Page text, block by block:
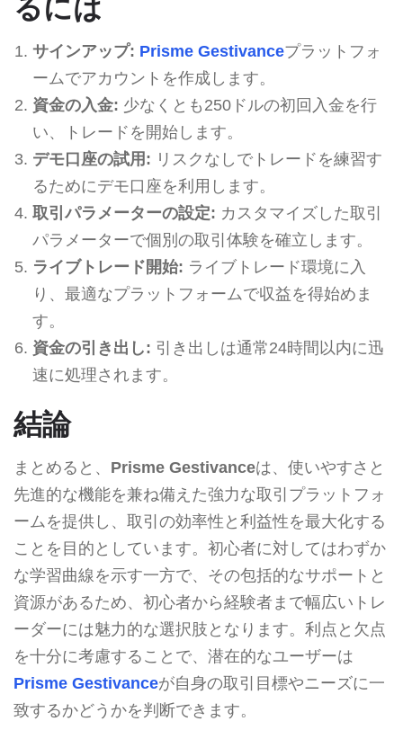
るには
サインアップ: Prisme Gestivanceプラットフォ
ームでアカウントを作成します。
資金の入金: 少なくとも250ドルの初回入金を行
い、トレードを開始します。
デモ口座の試用: リスクなしでトレードを練習す
るためにデモ口座を利用します。
取引パラメーターの設定: カスタマイズした取引
パラメーターで個別の取引体験を確立します。
ライブトレード開始: ライブトレード環境に入
り、最適なプラットフォームで収益を得始めま
す。
資金の引き出し: 引き出しは通常24時間以内に迅
速に処理されます。
結論
まとめると、 Prisme Gestivanceは、使いやすさと
先進的な機能を兼ね備えた強力な取引プラットフォ
ームを提供し、取引の効率性と利益性を最大化する
ことを目的としています。初心者に対してはわずか
な学習曲線を示す一方で、その包括的なサポートと
資源があるため、初心者から経験者まで幅広いトレ
ーダーには魅力的な選択肢となります。利点と欠点
を十分に考慮することで、潜在的なユーザーは
Prisme Gestivanceが自身の取引目標やニーズに一
致するかどうかを判断できます。